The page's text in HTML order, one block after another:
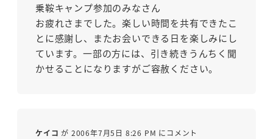
乗鞍キャンプ参加のみなさん
お疲れさまでした。楽しい時間を共有できたこ
とに感謝し、またお会いできる日を楽しみにし
ています。一部の方には、引き続きうんちく聞
かせることになりますがご容赦ください。
ケイコ が 2006年7月5日 8:26 PM にコメント